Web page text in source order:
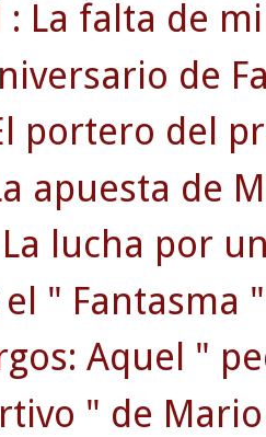
: La falta de
de
portero del
apuesta de
lucha por
" Fantasma
Aquel "
" de